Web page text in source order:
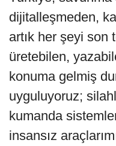
dijitalleşmeden,
artık her şeyi son
üretebilen,
konuma gelmiş
uyguluyoruz;
kumanda
insansız